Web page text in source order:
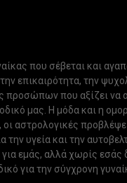
που σέβεται και
επικαιρότητα, την
προσώπων που αξίζει να
μας. Η μόδα και η
αστρολογικές
την υγεία και την
εμάς, αλλά χωρίς εσάς
για την σύγχρονη